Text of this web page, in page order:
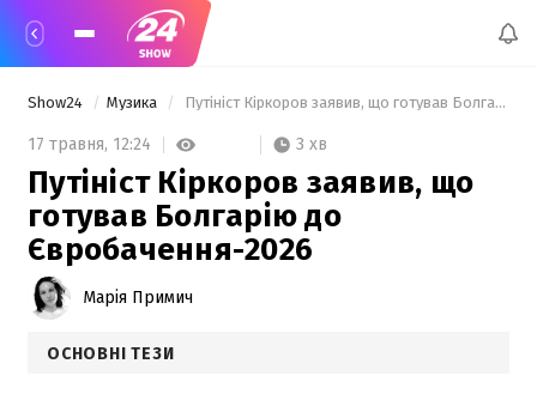
Show24 Музика Путініст Кіркоров заявив, що готував Болгарію до Євробачення-2026
17 травня, 12:24 3 хв
Путініст Кіркоров заявив, що
готував Болгарію до
Євробачення-2026
Марія Примич
ОСНОВНІ ТЕЗИ